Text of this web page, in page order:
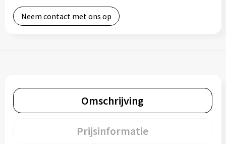
Neem contact met ons op
Omschrijving
Prijsinformatie